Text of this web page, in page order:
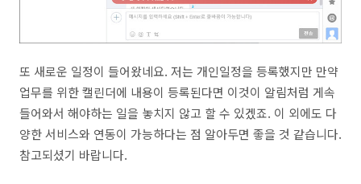
또 새로운 일정이 들어왔네요. 저는 개인일정을 등록했지만 만약
업무를 위한 캘린더에 내용이 등록된다면 이것이 알림처럼 게속
들어와서 해야하는 일을 놓치지 않고 할 수 있겠죠. 이 외에도 다
양한 서비스와 연동이 가능하다는 점 알아두면 좋을 것 같습니다.
참고되셨기 바랍니다.